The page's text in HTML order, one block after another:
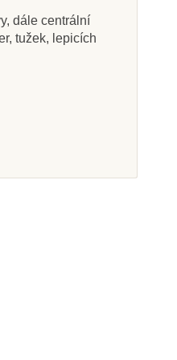
dále centrální
tužek, lepicích